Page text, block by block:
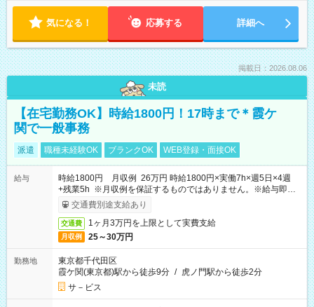
気になる！ 応募する 詳細へ
掲載日：2026.08.06
未読
【在宅勤務OK】時給1800円！17時まで＊霞ケ
関で一般事務
派遣 職種未経験OK ブランクOK WEB登録・面接OK
給与
時給1800円 月収例 26万円 時給1800円×実働7h×週5日×4週
+残業5h ※月収例を保証するものではありません。※給与即受
取りサービス利用可（利用条件有）
交通費別途支給あり
交通費 1ヶ月3万円を上限として実費支給
月収例 25～30万円
勤務地
東京都千代田区
霞ケ関(東京都)駅から徒歩9分 / 虎ノ門駅から徒歩2分
サ－ビス